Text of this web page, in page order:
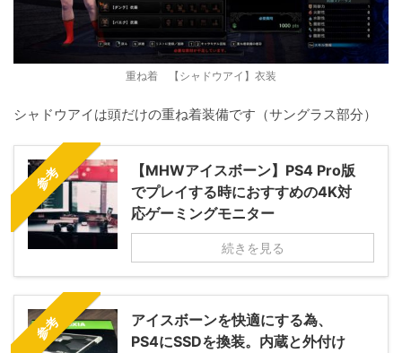
重ね着 【シャドウアイ】衣装
シャドウアイは頭だけの重ね着装備です（サングラス部分）
参考
【MHWアイスボーン】PS4 Pro版
でプレイする時におすすめの4K対
応ゲーミングモニター
続きを見る
参考
アイスボーンを快適にする為、
PS4にSSDを換装。内蔵と外付け